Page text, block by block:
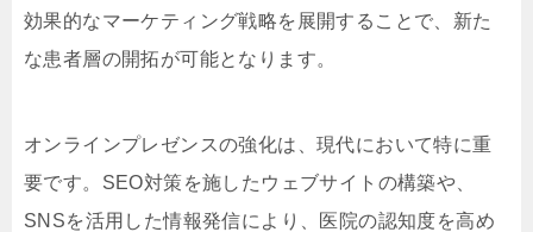
効果的なマーケティング戦略を展開することで、新た
な患者層の開拓が可能となります。
オンラインプレゼンスの強化は、現代において特に重
要です。SEO対策を施したウェブサイトの構築や、
SNSを活用した情報発信により、医院の認知度を高め